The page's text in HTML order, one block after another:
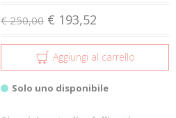
€ 250,00 € 193,52
Aggiungi al carrello
Solo uno disponibile